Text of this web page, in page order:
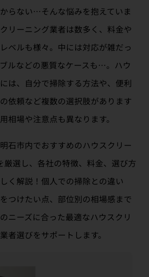
らない…そんな悩みを抱えていま
リーニング業者は数多く、料金や
ベルも様々。中には対応が雑だっ
ルなどの悪質なケースも…。ハウ
は、自分で掃除する方法や、便利
依頼など複数の選択肢があります
相場や注意点も異なります。
石市内でおすすめのハウスクリー
厳選し、各社の特徴、料金、選び方
く解説！個人での掃除との違い
つけたい点、部位別の相場感まで
ニーズに合った最適なハウスクリ
者選びをサポートします。